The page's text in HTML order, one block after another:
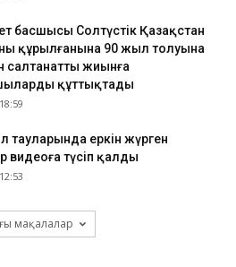
басшысы Солтүстік Қазақстан
құрылғанына 90 жыл толуына
салтанатты жиынға
құттықтады
тауларында еркін жүрген
видеоға түсіп қалды
мақалалар